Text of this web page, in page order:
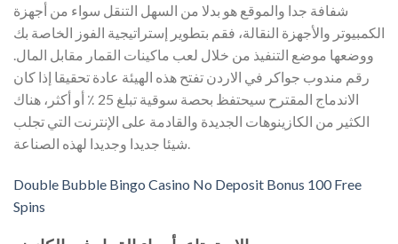
شفافة جدا والموقع هو بدلا من السهل التنقل سواء من أجهزة
الكمبيوتر والأجهزة النقالة، فقم بتطوير إستراتيجية الفوز الخاصة بك
ووضعها موضع التنفيذ من خلال لعب ماكينات القمار مقابل المال.
رقم مندوب جواكر في الاردن تفتح هذه الهيئة عادة تحقيقا إذا كان
الاندماج المقترح سيحتفظ بحصة سوقية تبلغ 25 ٪ أو أكثر، هناك
الكثير من الكازينوهات الجديدة والقادمة على الإنترنت التي تجلب
Double Bubble Bingo Casino No Deposit Bonus 100 Free
Spins